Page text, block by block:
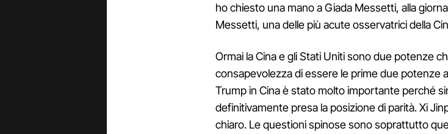
ho chiesto una mano a Giada Messetti, alla
Messetti, una delle più acute osservatrici della
Ormai la Cina e gli Stati Uniti sono due potenze
consapevolezza di essere le prime due potenze
Trump in Cina è stato molto importante perché
definitivamente presa la posizione di parità. Xi
chiaro. Le questioni spinose sono soprattutto